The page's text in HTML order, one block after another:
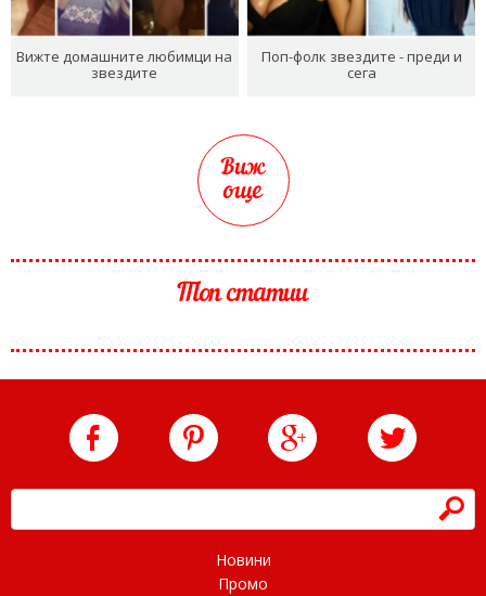
Вижте домашните любимци на
звездите
Поп-фолк звездите - преди и
сега
Виж
още
Топ статии
h
Новини
Промо